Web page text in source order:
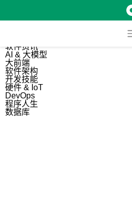
软件资讯
AI & 大模型
大前端
软件架构
开发技能
硬件 & IoT
DevOps
程序人生
数据库